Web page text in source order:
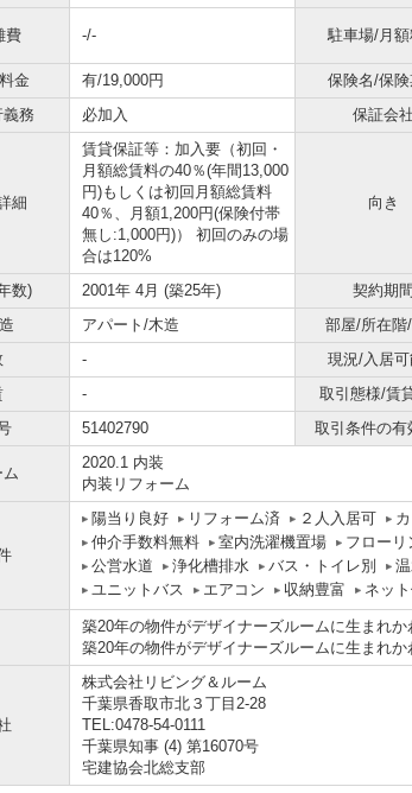
費 -/- 駐車場/月
金 有/19,000円
保険名/保
務
必加入 保証会
細
賃貸保証等：加入要（初回・
月額総賃料の40％(年間13,000
円)もしくは初回月額総賃料
40％、月額1,200円(保険付帯
無し:1,000円)） 初回のみの場
合は120%
向き
数) 2001年 4月 (築25年)
契約期
アパート/木造
部屋/所在階
-
現況/入居
-
取引態様/賃
51402790 取引条件の有
ム
2020.1 内装
内装リフォーム
陽当り良好 リフォーム済 ２人入居可
仲介手数料無料
室内洗濯機置場
フローリ
公営水道
浄化槽排水 バス・トイレ別
ユニットバス
エアコン 収納豊富 ネッ
築20年の物件がデザイナーズルームに生まれ
築20年の物件がデザイナーズルームに生まれ
株式会社リビング＆ルーム
千葉県香取市北３丁目2-28
TEL:0478-54-0111
千葉県知事 (4) 第16070号
宅建協会北総支部